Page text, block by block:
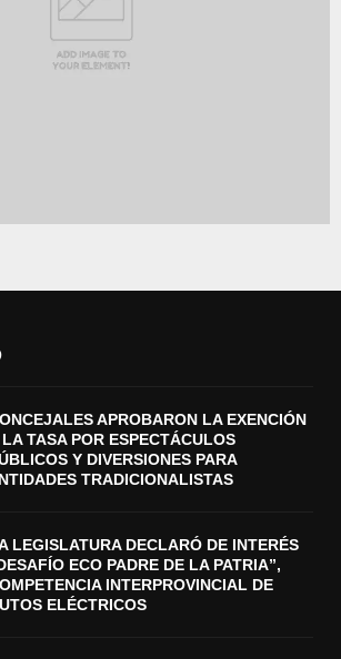
APROBARON LA EXENCIÓN
TASA POR ESPECTÁCULOS
Y DIVERSIONES PARA
TRADICIONALISTAS
LEGISLATURA DECLARÓ DE INTERÉS
ECO PADRE DE LA PATRIA”,
INTERPROVINCIAL DE
ELÉCTRICOS